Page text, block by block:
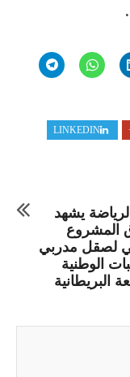
LINKEDIN
يشهد
المشروع
لصقل مدربي
الوطنية
البريطانية